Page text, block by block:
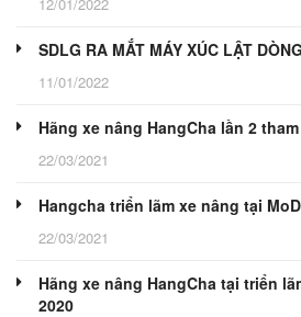
SDLG RA MẮT MÁY XÚC LẬT
11/01/2022
Hãng xe nâng HangCha lần 2
22/03/2021
Hangcha triển lãm xe nâng tại
22/03/2021
Hãng xe nâng HangCha tại triển
2020